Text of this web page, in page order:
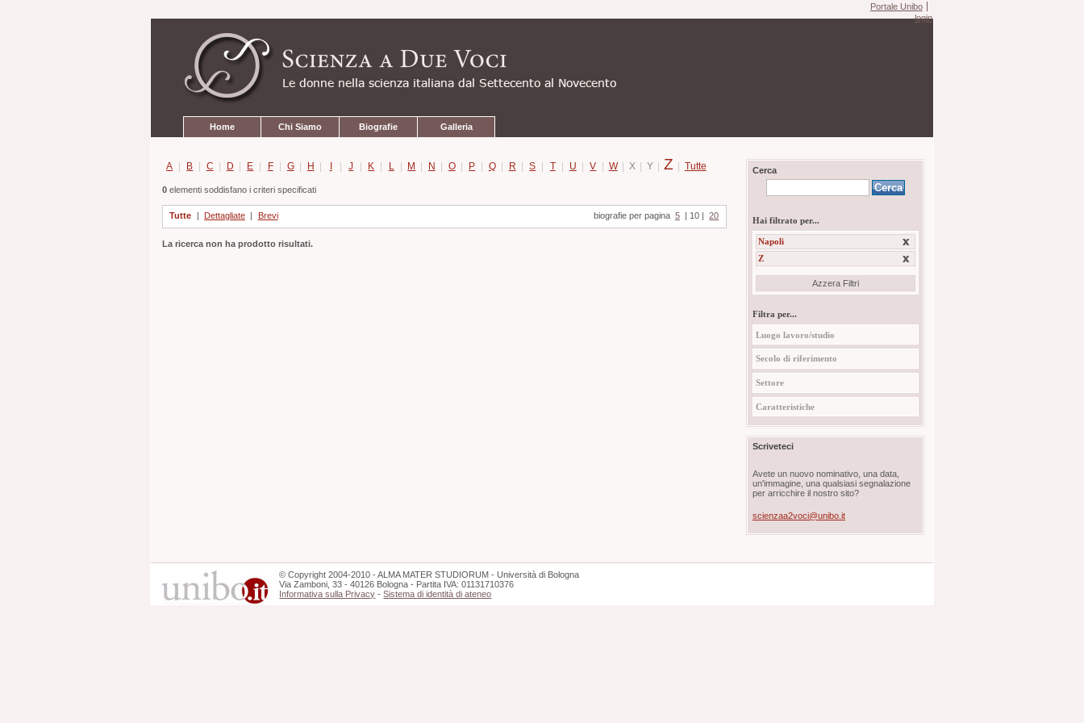
contenuti.
navigazione
Portale Unibo
login
Home Chi Siamo Biografie Galleria
A | B | C | D | E | F | G | H | I | J | K | L | M | N | O | P | Q | R | S | T | U | V | W | X | Y | Z | Tutte
0elementi soddisfano i criteri specificati
Tutte Dettagliate Brevi biografie per pagina 5 10 20
La ricerca non ha prodotto risultati.
Cerca
Hai filtrato per...
Napoli
Z
Azzera Filtri
Filtra per...
Luogo lavoro/studio
Secolo di riferimento
Settore
Caratteristiche
Scriveteci
Avete un nuovo nominativo, una data,
un'immagine, una qualsiasi segnalazione
per arricchire il nostro sito?
scienzaa2voci@unibo.it
©Copyright 2004-2010 - ALMA MATER STUDIORUM - Università di Bologna
Via Zamboni, 33 - 40126 Bologna - Partita IVA: 01131710376
Informativa sulla Privacy -Sistema di identità di ateneo